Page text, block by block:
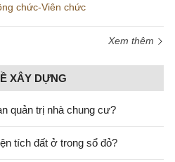
chức-Viên chức
Xem thêm
XÂY DỰNG
quản trị nhà chung cư?
tích đất ở trong sổ đỏ?